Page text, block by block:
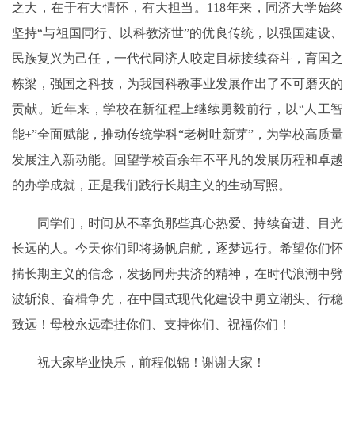
之大，在于有大情怀，有大担当。118年来，同济大学始终
坚持“与祖国同行、以科教济世”的优良传统，以强国建设、
民族复兴为己任，一代代同济人咬定目标接续奋斗，育国之
栋梁，强国之科技，为我国科教事业发展作出了不可磨灭的
贡献。近年来，学校在新征程上继续勇毅前行，以“人工智
能+”全面赋能，推动传统学科“老树吐新芽”，为学校高质量
发展注入新动能。回望学校百余年不平凡的发展历程和卓越
的办学成就，正是我们践行长期主义的生动写照。
同学们，时间从不辜负那些真心热爱、持续奋进、目光
长远的人。今天你们即将扬帆启航，逐梦远行。希望你们怀
揣长期主义的信念，发扬同舟共济的精神，在时代浪潮中劈
波斩浪、奋楫争先，在中国式现代化建设中勇立潮头、行稳
致远！母校永远牵挂你们、支持你们、祝福你们！
祝大家毕业快乐，前程似锦！谢谢大家！